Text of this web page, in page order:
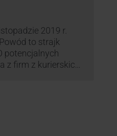
2019 r.
to strajk
potencjalnych
z firm z kurierskich